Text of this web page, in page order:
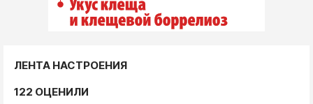
ЛЕНТА НАСТРОЕНИЯ
122 ОЦЕНИЛИ